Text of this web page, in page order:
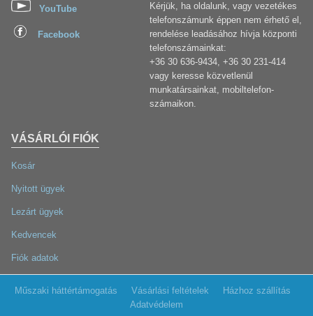
VÁSÁRLÓI FIÓK
Kosár
Nyitott ügyek
Lezárt ügyek
Kedvencek
Fiók adatok
YouTube
Facebook
Kérjük, ha oldalunk, vagy vezetékes
telefonszámunk éppen nem érhető el,
rendelése leadásához hívja központi
telefonszámainkat:
+36 30 636-9434, +36 30 231-414
vagy keresse közvetlenül
munkatársainkat, mobiltelefon-
számaikon.
Műszaki háttértámogatás Vásárlási feltételek
Házhoz szállítás
Adatvédelem